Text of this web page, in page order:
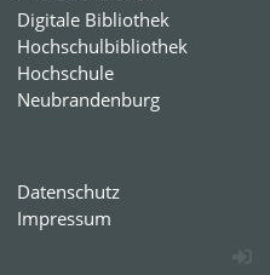
Digitale Bibliothek
Hochschulbibliothek
Hochschule
Neubrandenburg
Datenschutz
Impressum